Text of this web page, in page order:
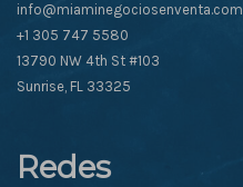
info@miaminegociosenventa.com
+1 305 747 5580
13790 NW 4th St #103
Sunrise, FL 33325
Redes